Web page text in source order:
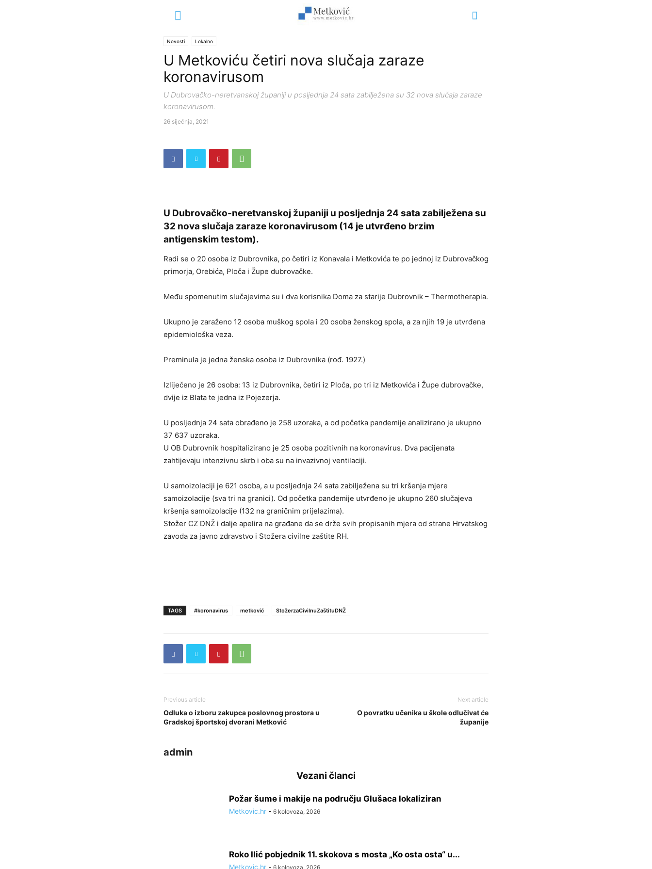
Novosti Lokalno
U Metkoviću četiri nova slučaja zaraze
koronavirusom
U Dubrovačko-neretvanskoj županiji u posljednja 24 sata zabilježena su 32 nova slučaja zaraze
koronavirusom.
26 siječnja, 2021
U Dubrovačko-neretvanskoj županiji u posljednja 24 sata zabilježena su
32 nova slučaja zaraze koronavirusom (14 je utvrđeno brzim
antigenskim testom).
Radi se o 20 osoba iz Dubrovnika, po četiri iz Konavala i Metkovića te po jednoj iz Dubrovačkog
primorja, Orebića, Ploča i Župe dubrovačke.
Među spomenutim slučajevima su i dva korisnika Doma za starije Dubrovnik – Thermotherapia.
Ukupno je zaraženo 12 osoba muškog spola i 20 osoba ženskog spola, a za njih 19 je utvrđena
epidemiološka veza.
Preminula je jedna ženska osoba iz Dubrovnika (rođ. 1927.)
Izliječeno je 26 osoba: 13 iz Dubrovnika, četiri iz Ploča, po tri iz Metkovića i Župe dubrovačke,
dvije iz Blata te jedna iz Pojezerja.
U posljednja 24 sata obrađeno je 258 uzoraka, a od početka pandemije analizirano je ukupno
37 637 uzoraka.
U OB Dubrovnik hospitalizirano je 25 osoba pozitivnih na koronavirus. Dva pacijenata
zahtijevaju intenzivnu skrb i oba su na invazivnoj ventilaciji.
U samoizolaciji je 621 osoba, a u posljednja 24 sata zabilježena su tri kršenja mjere
samoizolacije (sva tri na granici). Od početka pandemije utvrđeno je ukupno 260 slučajeva
kršenja samoizolacije (132 na graničnim prijelazima).
Stožer CZ DNŽ i dalje apelira na građane da se drže svih propisanih mjera od strane Hrvatskog
zavoda za javno zdravstvo i Stožera civilne zaštite RH.
TAGS #koronavirus metković StožerzaCivilnuZaštituDNŽ
Previous article
Odluka o izboru zakupca poslovnog prostora u
Gradskoj športskoj dvorani Metković
Next article
O povratku učenika u škole odlučivat će
županije
admin
Vezani članci
Požar šume i makije na području Glušaca lokaliziran
Metkovic.hr - 6 kolovoza, 2026
Roko Ilić pobjednik 11. skokova s mosta „Ko osta osta“ u...
Metkovic.hr - 6 kolovoza, 2026